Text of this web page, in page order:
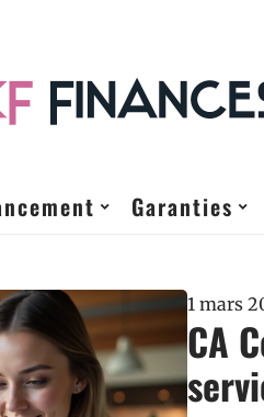
Garanties
1 mars
CA